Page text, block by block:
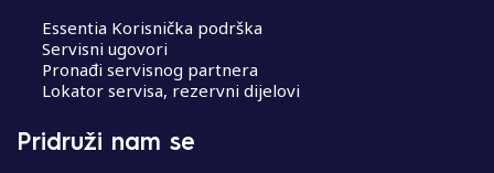
Essentia Korisnička podrška
Servisni ugovori
Pronađi servisnog partnera
Lokator servisa, rezervni dijelovi
Pridruži nam se